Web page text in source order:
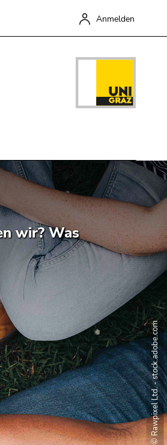
Anmelden
Schließen
wir? Was
© Rawpixel Ltd. - stock.adobe.com